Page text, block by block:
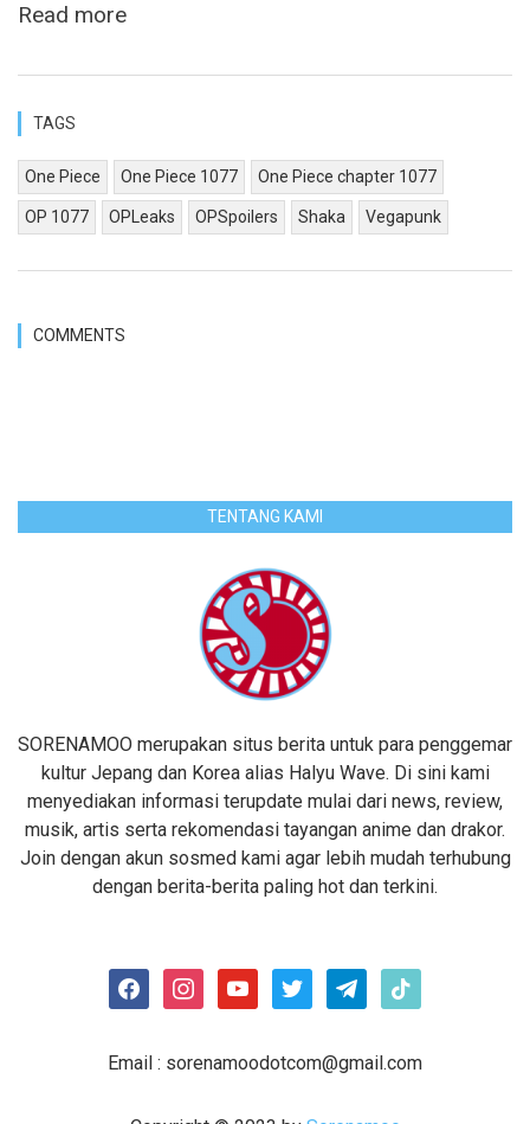
Read more
TAGS
One Piece One Piece 1077 One Piece chapter 1077
OP 1077 OPLeaks OPSpoilers Shaka Vegapunk
COMMENTS
TENTANG KAMI
SORENAMOO merupakan situs berita untuk para penggemar
kultur Jepang dan Korea alias Halyu Wave. Di sini kami
menyediakan informasi terupdate mulai dari news, review,
musik, artis serta rekomendasi tayangan anime dan drakor.
Join dengan akun sosmed kami agar lebih mudah terhubung
dengan berita-berita paling hot dan terkini.
facebookinstagramyoutubetwitter telegramtiktok
Email : sorenamoodotcom@gmail.com